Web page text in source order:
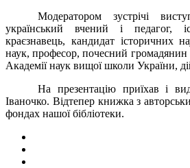
Модератором зустрічі
український вчений і педагог,
краєзнавець, кандидат історичних
наук, професор, почесний громадянин
Академії наук вищої школи України,
На презентацію приїхав і
Іваночко. Відтепер книжка з
фондах нашої бібліотеки.